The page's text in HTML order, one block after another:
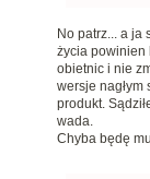
No patrz... a ja
życia powinien
obietnic i nie
wersje
produkt.
wada.
Chyba będę